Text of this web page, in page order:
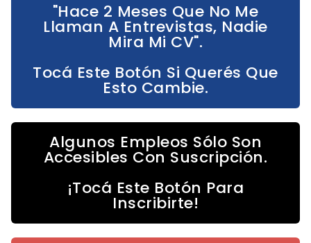
"Hace 2 Meses Que No Me
Llaman A Entrevistas, Nadie
Mira Mi CV".
Tocá Este Botón Si Querés Que
Esto Cambie.
Algunos Empleos Sólo Son
Accesibles Con Suscripción.
¡Tocá Este Botón Para
Inscribirte!